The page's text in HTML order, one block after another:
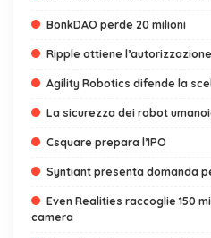
BonkDAO perde 20 milioni
Ripple ottiene
Agility Robotics difende la
La sicurezza dei robot
Csquare prepara l’IPO
Syntiant presenta domanda
Even Realities raccoglie 150
camera